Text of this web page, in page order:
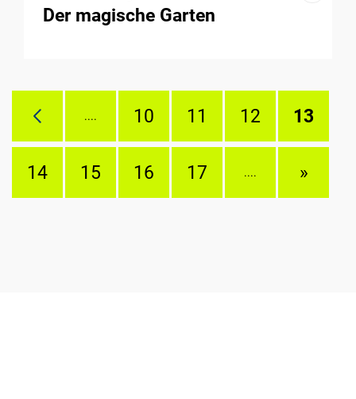
Der magische Garten
.... 10 11 12 13
14 15 16 17 .... »